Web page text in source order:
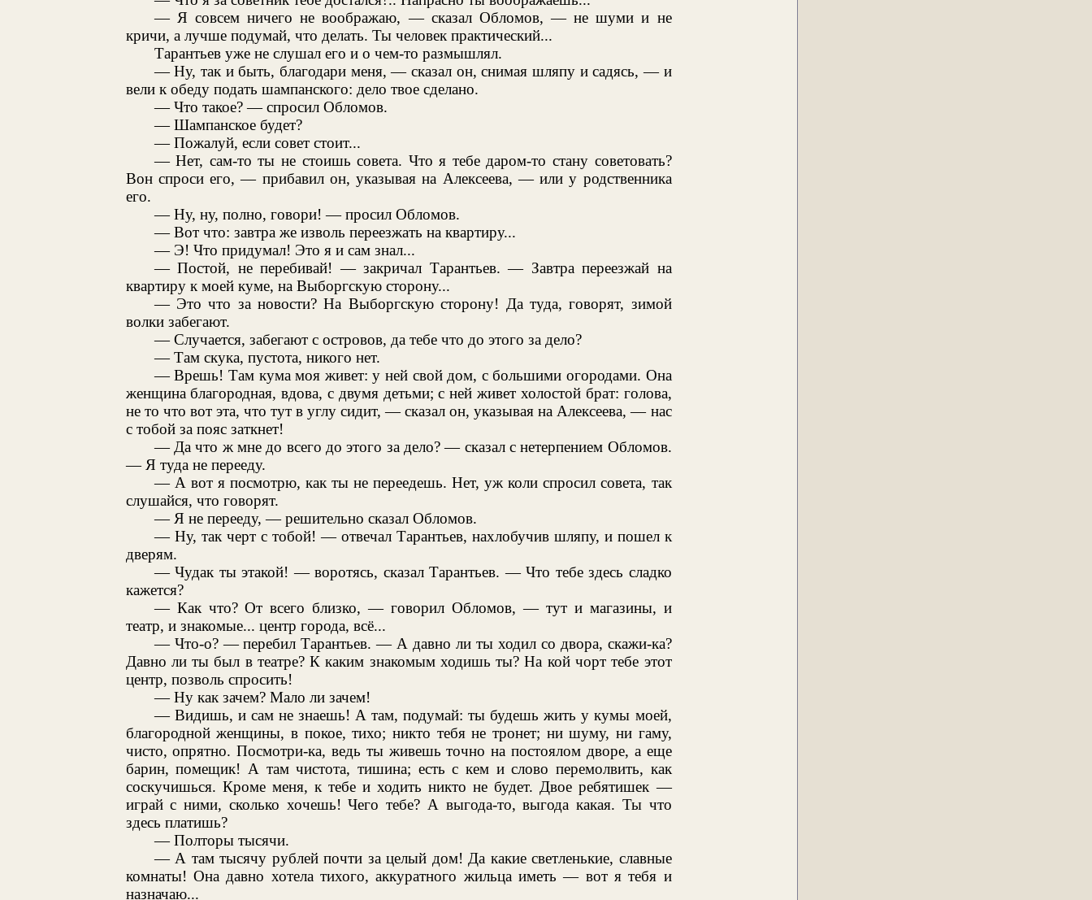
— Я совсем ничего не воображаю, — сказал Обломов, — не шуми и не
кричи, а лучше подумай, что делать. Ты человек практический...
Тарантьев уже не слушал его и о чем-то размышлял.
— Ну, так и быть, благодари меня, — сказал он, снимая шляпу и садясь, — и
вели к обеду подать шампанского: дело твое сделано.
— Что такое? — спросил Обломов.
— Шампанское будет?
— Пожалуй, если совет стоит...
— Нет, сам-то ты не стоишь совета. Что я тебе даром-то стану советовать?
Вон спроси его, — прибавил он, указывая на Алексеева, — или у родственника
его.
— Ну, ну, полно, говори! — просил Обломов.
— Вот что: завтра же изволь переезжать на квартиру...
— Э! Что придумал! Это я и сам знал...
— Постой, не перебивай! — закричал Тарантьев. — Завтра переезжай на
квартиру к моей куме, на Выборгскую сторону...
— Это что за новости? На Выборгскую сторону! Да туда, говорят, зимой
волки забегают.
— Случается, забегают с островов, да тебе что до этого за дело?
— Там скука, пустота, никого нет.
— Врешь! Там кума моя живет: у ней свой дом, с большими огородами. Она
женщина благородная, вдова, с двумя детьми; с ней живет холостой брат: голова,
не то что вот эта, что тут в углу сидит, — сказал он, указывая на Алексеева, — нас
с тобой за пояс заткнет!
— Да что ж мне до всего до этого за дело? — сказал с нетерпением Обломов.
— Я туда не перееду.
— А вот я посмотрю, как ты не переедешь. Нет, уж коли спросил совета, так
слушайся, что говорят.
— Я не перееду, — решительно сказал Обломов.
— Ну, так черт с тобой! — отвечал Тарантьев, нахлобучив шляпу, и пошел к
дверям.
— Чудак ты этакой! — воротясь, сказал Тарантьев. — Что тебе здесь сладко
кажется?
— Как что? От всего близко, — говорил Обломов, — тут и магазины, и
театр, и знакомые... центр города, всё...
— Что-о? — перебил Тарантьев. — А давно ли ты ходил со двора, скажи-ка?
Давно ли ты был в театре? К каким знакомым ходишь ты? На кой чорт тебе этот
центр, позволь спросить!
— Ну как зачем? Мало ли зачем!
— Видишь, и сам не знаешь! А там, подумай: ты будешь жить у кумы моей,
благородной женщины, в покое, тихо; никто тебя не тронет; ни шуму, ни гаму,
чисто, опрятно. Посмотри-ка, ведь ты живешь точно на постоялом дворе, а еще
барин, помещик! А там чистота, тишина; есть с кем и слово перемолвить, как
соскучишься. Кроме меня, к тебе и ходить никто не будет. Двое ребятишек —
играй с ними, сколько хочешь! Чего тебе? А выгода-то, выгода какая. Ты что
здесь платишь?
— Полторы тысячи.
— А там тысячу рублей почти за целый дом! Да какие светленькие, славные
комнаты! Она давно хотела тихого, аккуратного жильца иметь — вот я тебя и
назначаю...